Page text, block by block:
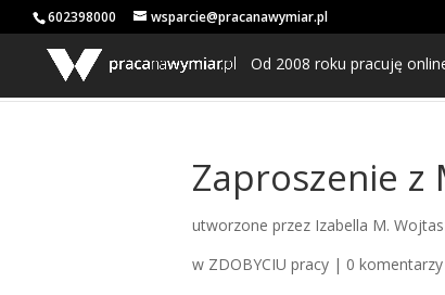
602398000 wsparcie@pracanawymiar.pl
Od 2008 roku pracuję
Zaproszenie z
utworzone przez Izabella M.
w ZDOBYCIU pracy| 0 komentarzy